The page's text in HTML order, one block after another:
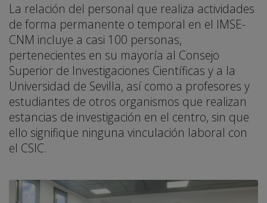
La relación del personal que realiza actividades
de forma permanente o temporal en el IMSE-
CNM incluye a casi 100 personas,
pertenecientes en su mayoría al Consejo
Superior de Investigaciones Científicas y a la
Universidad de Sevilla, así como a profesores y
estudiantes de otros organismos que realizan
estancias de investigación en el centro, sin que
ello signifique ninguna vinculación laboral con
el CSIC.